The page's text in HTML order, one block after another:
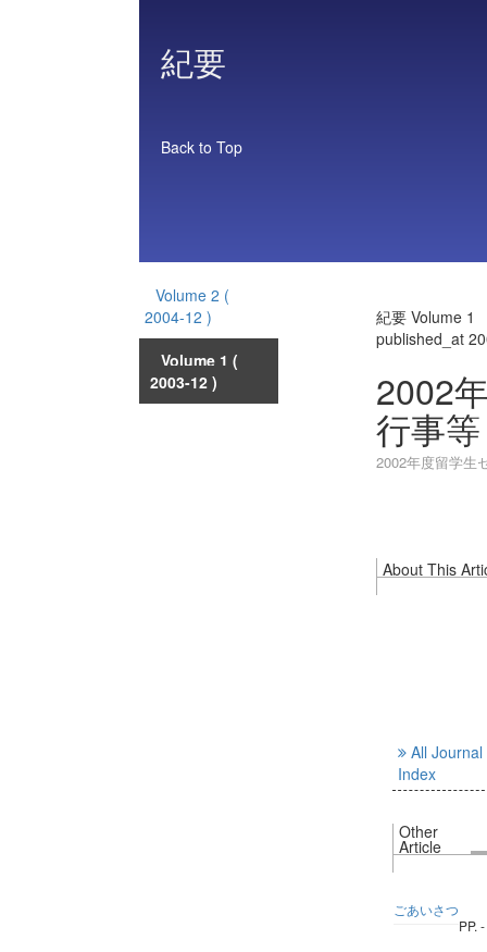
紀要
Back to Top
Volume 2 (
2004-12 )
Volume 1 (
2003-12 )
紀要 Volume 1
published_at
2002
行事等
2002年度留学生
About This
All Journal
Index
Other
Article
ごあいさつ
PP. -